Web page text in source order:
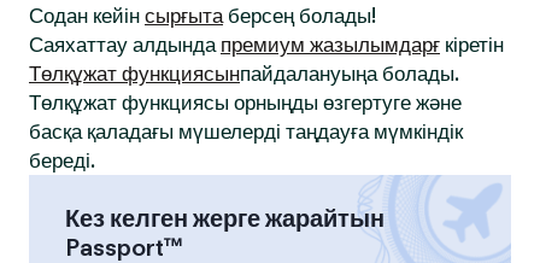
Содан кейін сырғытаберсең болады!
Саяхаттау алдында премиум жазылымдарғ кіретін
Төлқұжат функциясынпайдалануыңа болады.
Төлқұжат функциясы орныңды өзгертуге және
басқа қаладағы мүшелерді таңдауға мүмкіндік
береді.
Кез келген жерге жарайтын
Passport™